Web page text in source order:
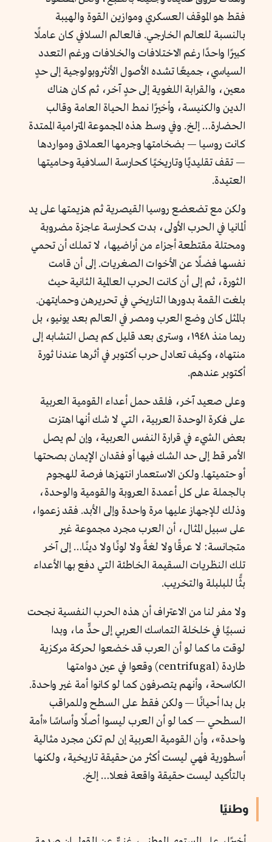
فقط هو الموقف العسكري وموازين القوة والهيبة
بالنسبة للعالم الخارجي. فالعالم السلافي كان عاملًا
كبيرًا واحدًا رغم الاختلافات والخلافات ورغم التعدد
السياسي، جميعًا تشده الأصول الأنثروبولوجية إلى حدٍ
معين، والقرابة اللغوية إلى حدٍ آخر، ثم كان هناك
الدين والكنيسة، وأخيرًا نمط الحياة العامة وقالب
الحضارة… إلخ. وفي وسط هذه المجموعة المترامية الممتدة
كانت روسيا — بضخامتها وجرمها العملاق ومواردها
— تقف تقليديًا وتاريخيًا كحارسة السلافية وحاميتها
العتيدة.
ولكن مع تضعضع روسيا القيصرية ثم هزيمتها على يد
ألمانيا في الحرب الأولى، بدت كحارسة عاجزة مضروبة
ومحتلة مقتطعة أجزاء من أراضيها، لا تملك أن تحمي
نفسها فضلًا عن الأخوات الصغريات. إلى أن قامت
الثورة، ثم إلى أن كانت الحرب العالمية الثانية حيث
بلغت القمة بدورها التاريخي في تحريرهن وحمايتهن.
بالمثل كان وضع العرب ومصر في العالم بعد يونيو، بل
ربما منذ ١٩٤٨، وسترى بعد قليل كم يصل التشابه إلى
منتهاه، وكيف تعادل حرب أكتوبر في أثرها عندنا ثورة
أكتوبر عندهم.
وعلى صعيد آخر، فلقد حمل أعداء القومية العربية
على فكرة الوحدة العربية، التي لا شك أنها اهتزت
بعض الشيء في قرارة النفس العربية، وإن لم يصل
الأمر قط إلى حد الشك فيها أو فقدان الإيمان بصحتها
أو حتميتها. ولكن الاستعمار انتهزها فرصة للهجوم
بالجملة على كل أعمدة العروبة والقومية والوحدة،
وذلك للإجهاز عليها مرة واحدة وإلى الأبد. فقد زعموا،
على سبيل المثال، أن العرب مجرد مجموعة غير
متجانسة: لا عرقًا ولا لغةً ولا لونًا ولا دينًا… إلى آخر
تلك النظريات السقيمة الخاطئة التي دفع بها الأعداء
بثًّا للبلبلة والتخريب.
ولا مفر لنا من الاعتراف أن هذه الحرب النفسية نجحت
نسبيًا في خلخلة التماسك العربي إلى حدٍّ ما، وبدا
لوقت ما كما لو أن العرب قد خضعوا لحركة مركزية
طاردة (centrifugal) وقعوا في عين دوامتها
الكاسحة، وأنهم يتصرفون كما لو كانوا أمة غير واحدة.
بل بدا أحيانًا — ولكن فقط على السطح وللمراقب
السطحي — كما لو أن العرب ليسوا أصلًا وأساسًا «أمة
واحدة»، وأن القومية العربية إن لم تكن مجرد مثالية
أسطورية فهي ليست أكثر من حقيقة تاريخية، ولكنها
بالتأكيد ليست حقيقة واقعة فعلا… إلخ.
وطنيًا